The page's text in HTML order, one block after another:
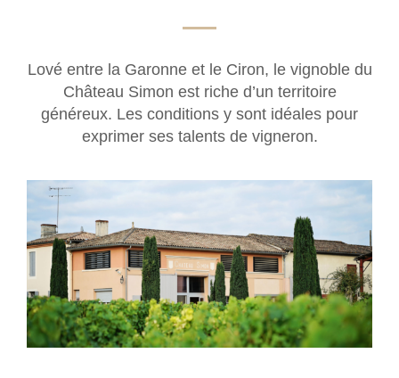
Lové entre la Garonne et le Ciron, le vignoble du
Château Simon est riche d’un territoire
généreux. Les conditions y sont idéales pour
exprimer ses talents de vigneron.